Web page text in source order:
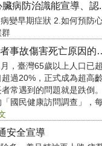
病防治識能宣導、認
變早期症狀 2.如何預防
群
跌倒是長者事
，臺灣65歲以上人口已
過20%，正式成為超高
常遇到的問題就是跌倒
國民健康訪問調查」，
安全宣導